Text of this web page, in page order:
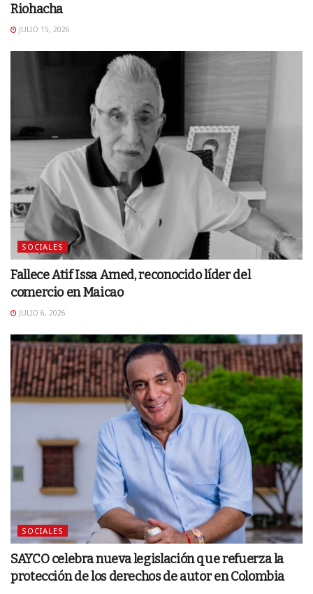
Riohacha
JULIO 15, 2026
SOCIALES
Fallece Atif Issa Amed, reconocido líder del
comercio en Maicao
JULIO 6, 2026
SOCIALES
SAYCO celebra nueva legislación que refuerza la
protección de los derechos de autor en Colombia